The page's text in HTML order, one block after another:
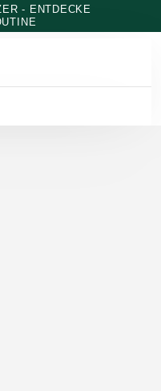
- ENTDECKE
0 von 5 Sternen